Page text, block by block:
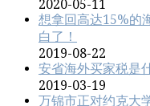
2020-05-11
想拿回高达15%的
白了！
2019-08-22
安省海外买家税是
2019-03-19
万锦市正对约克大